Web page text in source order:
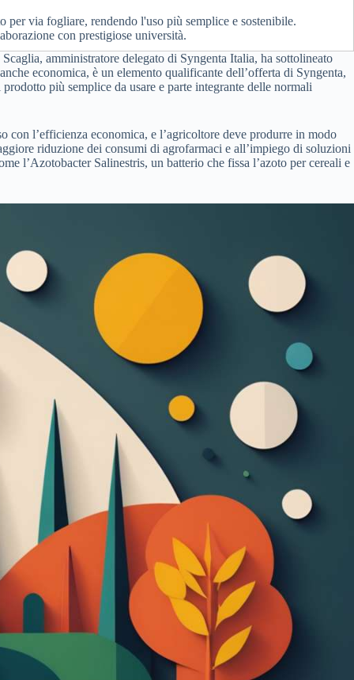
via fogliare, rendendo l'uso più semplice e sostenibile.
con prestigiose università.
amministratore delegato di Syngenta Italia, ha sottolineato
economica, è un elemento qualificante dell’offerta di Syngenta,
più semplice da usare e parte integrante delle normali
l’efficienza economica, e l’agricoltore deve produrre in modo
riduzione dei consumi di agrofarmaci e all’impiego di soluzioni
l’Azotobacter Salinestris, un batterio che fissa l’azoto per cereali e